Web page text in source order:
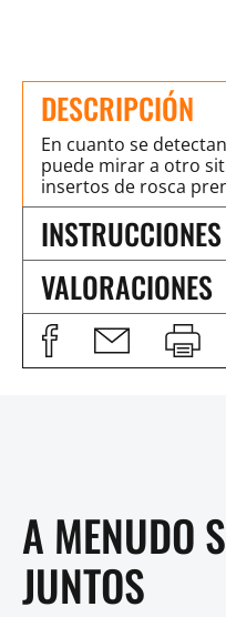
DESCRIPCIÓN
En cuanto se
puede mirar a otro
insertos de rosca
VALORACIONES
A MENUDO
JUNTOS